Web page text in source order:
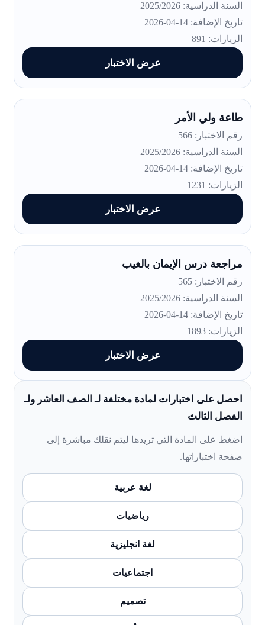
السنة الدراسية: 2025/2026
تاريخ الإضافة: 14-04-2026
الزيارات: 891
عرض الاختبار
طاعة ولي الأمر
رقم الاختبار: 566
السنة الدراسية: 2025/2026
تاريخ الإضافة: 14-04-2026
الزيارات: 1231
عرض الاختبار
مراجعة درس الإيمان بالغيب
رقم الاختبار: 565
السنة الدراسية: 2025/2026
تاريخ الإضافة: 14-04-2026
الزيارات: 1893
عرض الاختبار
احصل على اختبارات لمادة مختلفة لـ الصف العاشر ولـ
الفصل الثالث
اضغط على المادة التي تريدها ليتم نقلك مباشرة إلى
صفحة اختباراتها.
لغة عربية
رياضيات
لغة انجليزية
اجتماعيات
تصميم